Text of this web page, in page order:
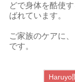
どで身体を酷使
ばれています。
ご家族のケアに
です。
Haruyo